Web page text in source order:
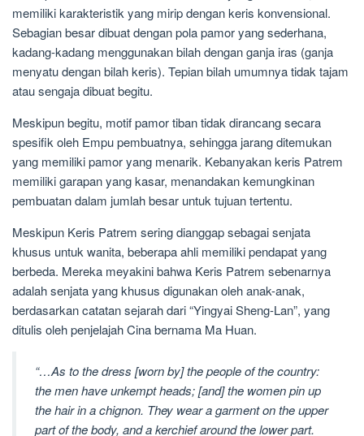
memiliki karakteristik yang mirip dengan keris konvensional.
Sebagian besar dibuat dengan pola pamor yang sederhana,
kadang-kadang menggunakan bilah dengan ganja iras (ganja
menyatu dengan bilah keris). Tepian bilah umumnya tidak tajam
atau sengaja dibuat begitu.
Meskipun begitu, motif pamor tiban tidak dirancang secara
spesifik oleh Empu pembuatnya, sehingga jarang ditemukan
yang memiliki pamor yang menarik. Kebanyakan keris Patrem
memiliki garapan yang kasar, menandakan kemungkinan
pembuatan dalam jumlah besar untuk tujuan tertentu.
Meskipun Keris Patrem sering dianggap sebagai senjata
khusus untuk wanita, beberapa ahli memiliki pendapat yang
berbeda. Mereka meyakini bahwa Keris Patrem sebenarnya
adalah senjata yang khusus digunakan oleh anak-anak,
berdasarkan catatan sejarah dari “Yingyai Sheng-Lan”, yang
ditulis oleh penjelajah Cina bernama Ma Huan.
“…As to the dress [worn by] the people of the country:
the men have unkempt heads; [and] the women pin up
the hair in a chignon. They wear a garment on the upper
part of the body, and a kerchief around the lower part.